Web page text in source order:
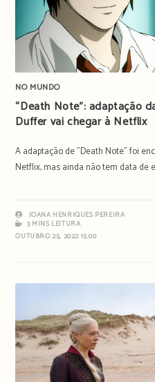
NO MUNDO
“Death Note”: adaptação
Duffer vai chegar à Netflix
A adaptação de "Death Note" foi
Netflix, mas ainda não tem data de
JOANA HENRIQUES PEREIRA
3 MINS LEITURA
OUTUBRO 25, 2022 15:00